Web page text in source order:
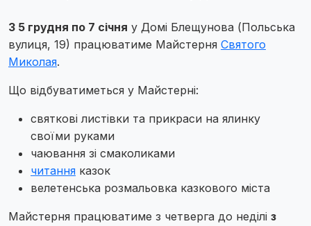
З 5 грудня по 7 січня у Домі Блещунова (Польська
вулиця, 19) працюватиме Майстерня Святого
Миколая.
Що відбуватиметься у Майстерні:
святкові листівки та прикраси на ялинку
своїми руками
чаювання зі смаколиками
читання казок
велетенська розмальовка казкового міста
Майстерня працюватиме з четверга до неділі з